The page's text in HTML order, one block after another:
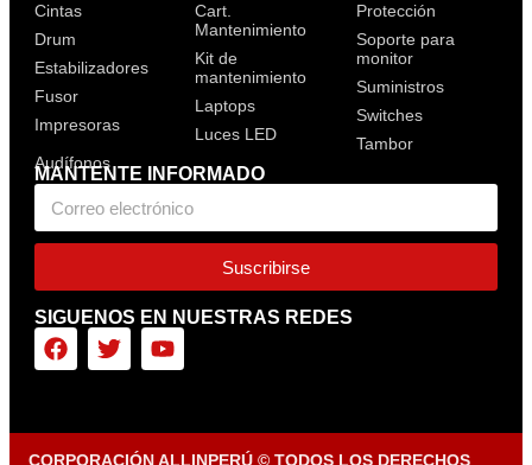
Cintas
Drum
Estabilizadores
Fusor
Impresoras
Cart.
Mantenimiento
Kit de
mantenimiento
Laptops
Luces LED
Protección
Soporte para
monitor
Suministros
Switches
Tambor
MANTENTE INFORMADO
Suscribirse
SIGUENOS EN NUESTRAS REDES
CORPORACIÓN ALLINPERÚ © TODOS LOS DERECHOS